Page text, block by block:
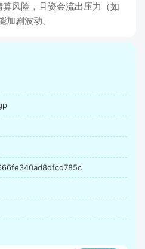
风险，且资金流出压力（如
剧波动‌。